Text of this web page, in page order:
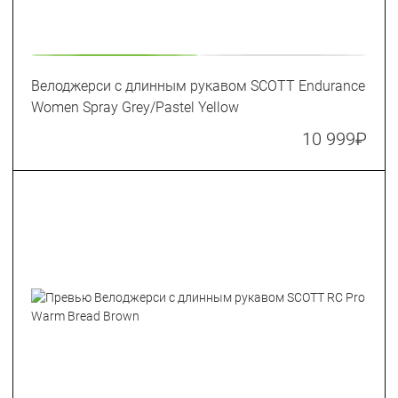
Велоджерси с длинным рукавом SCOTT Endurance
Women Spray Grey/Pastel Yellow
10 999₽